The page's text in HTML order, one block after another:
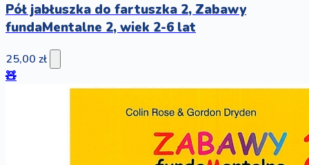
Pół jabłuszka do fartuszka 2, Zabawy
fundaMentalne 2, wiek 2-6 lat
25,00 zł
🧸